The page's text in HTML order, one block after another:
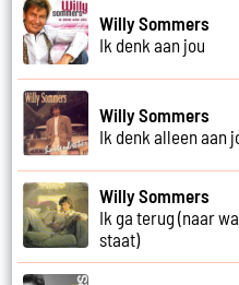
Willy Sommers
Ik denk aan jou
Willy Sommers
Ik denk alleen aan
Willy Sommers
Ik ga terug (naar
staat)